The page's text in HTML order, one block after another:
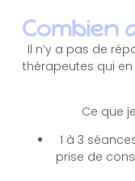
Combien
Il n’y a pas de
thérapeutes qui
Ce que
1 à 3
prise de